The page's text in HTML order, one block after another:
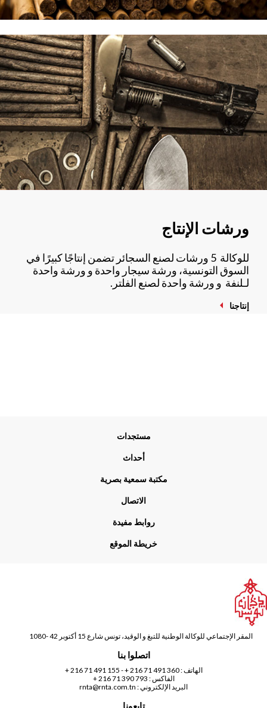
ورشات الإنتاج
للوكالة 5 ورشات لصنع السجائر تضمن إنتاجًا كبيرًا في
السوق التونسية، ورشة سيجار واحدة و ورشة واحدة
لـلنفة و ورشة واحدة لصنع الفلتر.
إنتاجنا
مستجدات
أحداث
مكتبة سمعية بصرية
الاتصال
روابط مفيدة
خريطة الموقع
المقر الإجتماعي للوكالة الوطنية للتبغ و الوقيد، تونس شارع 15 أكتوبر 42 -1080
اتصلوا بنا
الهاتف :360 491 71 216 +
-
155 491 71 216 +
الفاكس : 793 390 71 216 +
البريد الإلكتروني :rnta@rnta.com.tn